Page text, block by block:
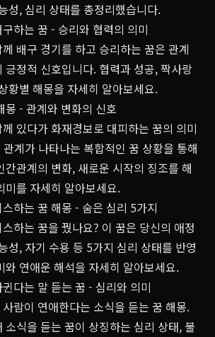
성, 심리 상태를 총정리했습니다.
하는 꿈 - 승리와 협력의 의미
배구 경기를 하고 승리하는 꿈은 관계
긍정적 신호입니다. 협력과 성공, 짝사랑
황별 해몽을 자세히 알아보세요.
몽 - 관계와 변화의 신호
있다가 화재경보로 대피하는 꿈의 의미
계가 나타나는 복합적인 꿈 상황을 통해
간관계의 변화, 새로운 시작의 징조를 해
미를 자세히 알아보세요.
하는 꿈 해몽 - 숨은 심리 5가지
하는 꿈을 꿨나요? 이 꿈은 당신의 애정
성, 자기 수용 등 5가지 심리 상태를 반영
와 연애운 해석을 자세히 알아보세요.
다는 말 듣는 꿈 - 심리와 의미
람이 연애한다는 소식을 듣는 꿈 해몽.
소식을 듣는 꿈이 상징하는 심리 상태, 불